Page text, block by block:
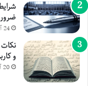
24 آذر 04
و
20 آذر 04